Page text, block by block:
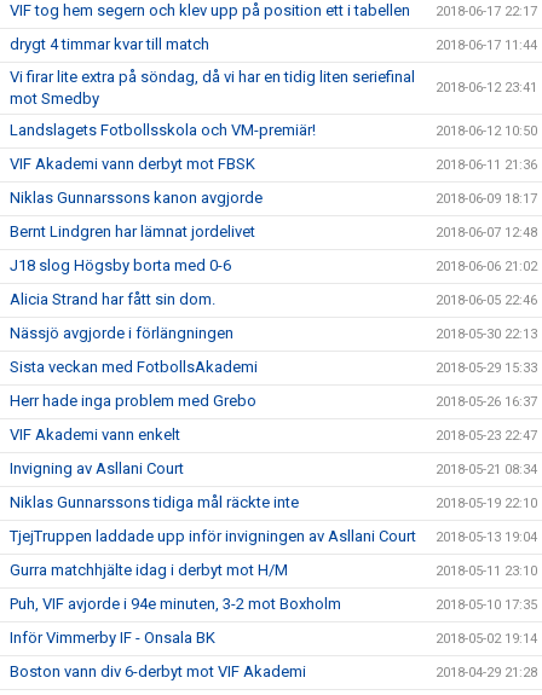
VIF tog hem segern och klev upp på position ett i tabellen 2018-06-17 22:17
drygt 4 timmar kvar till match 2018-06-17 11:44
Vi firar lite extra på söndag, då vi har en tidig liten seriefinal
mot Smedby
2018-06-12 23:41
Landslagets Fotbollsskola och VM-premiär! 2018-06-12 10:50
VIF Akademi vann derbyt mot FBSK 2018-06-11 21:36
Niklas Gunnarssons kanon avgjorde 2018-06-09 18:17
Bernt Lindgren har lämnat jordelivet 2018-06-07 12:48
J18 slog Högsby borta med 0-6 2018-06-06 21:02
Alicia Strand har fått sin dom. 2018-06-05 22:46
Nässjö avgjorde i förlängningen 2018-05-30 22:13
Sista veckan med FotbollsAkademi 2018-05-29 15:33
Herr hade inga problem med Grebo 2018-05-26 16:37
VIF Akademi vann enkelt 2018-05-23 22:47
Invigning av Asllani Court 2018-05-21 08:34
Niklas Gunnarssons tidiga mål räckte inte 2018-05-19 22:10
TjejTruppen laddade upp inför invigningen av Asllani Court 2018-05-13 19:04
Gurra matchhjälte idag i derbyt mot H/M 2018-05-11 23:10
Puh, VIF avjorde i 94e minuten, 3-2 mot Boxholm 2018-05-10 17:35
Inför Vimmerby IF - Onsala BK 2018-05-02 19:14
Boston vann div 6-derbyt mot VIF Akademi 2018-04-29 21:28